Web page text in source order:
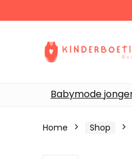
Babymode
Home Shop